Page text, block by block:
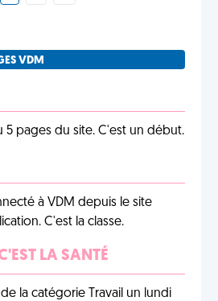
VDM
5 pages du site. C'est un début.
à VDM depuis le site
C'est la classe.
LA SANTÉ
la catégorie Travail un lundi